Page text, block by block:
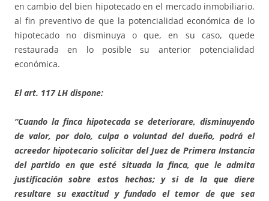
en cambio del bien hipotecado en el mercado inmobiliario,
al fin preventivo de que la potencialidad económica de lo
hipotecado no disminuya o que, en su caso, quede
restaurada en lo posible su anterior potencialidad
económica.
El art. 117 LH dispone:
“Cuando la finca hipotecada se deteriorare, disminuyendo
de valor, por dolo, culpa o voluntad del dueño, podrá el
acreedor hipotecario solicitar del Juez de Primera Instancia
del partido en que esté situada la finca, que le admita
justificación sobre estos hechos; y si de la que diere
resultare su exactitud y fundado el temor de que sea